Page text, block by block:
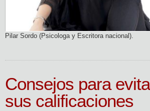
Pilar Sordo (Psicologa y Escritora nacional).
Consejos para
sus calificaciones